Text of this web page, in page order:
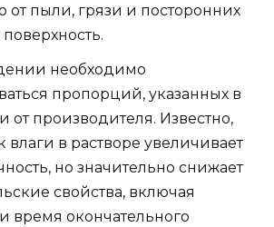
пыли, грязи и посторонних
необходимо
пропорций, указанных в
от производителя. Известно,
влаги в растворе увеличивает
но значительно снижает
свойства, включая
время окончательного